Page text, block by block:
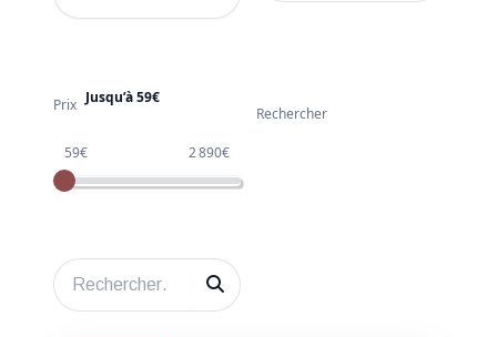
Prix Jusqu’à 59€
59€ 2 890€
Rechercher